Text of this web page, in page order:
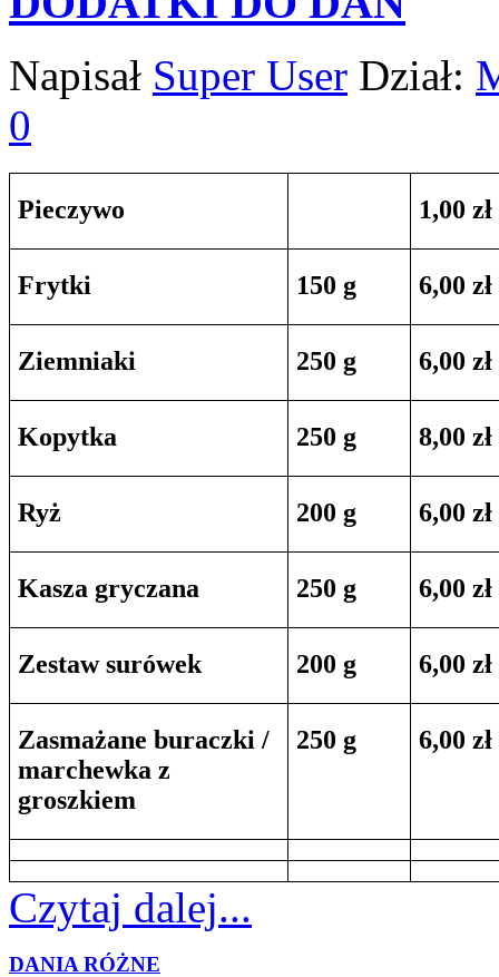
Napisał Super User Dział:
0
Pieczywo 1,00 zł
Frytki 150 g 6,00 zł
Ziemniaki 250 g 6,00 zł
Kopytka 250 g 8,00 zł
Ryż 200 g 6,00 zł
Kasza gryczana 250 g 6,00 zł
Zestaw surówek 200 g 6,00 zł
Zasmażane buraczki /
marchewka z
groszkiem
250 g 6,00 zł
Czytaj dalej...
DANIA RÓŻNE